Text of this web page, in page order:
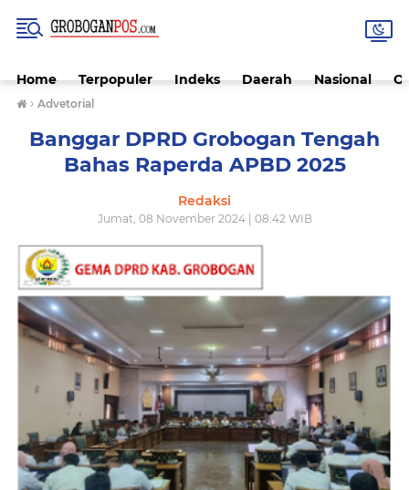
Home Terpopuler Indeks Daerah Nasional
› Advetorial
Banggar DPRD Grobogan Tengah
Bahas Raperda APBD 2025
Redaksi
Jumat, 08 November 2024 | 08:42 WIB